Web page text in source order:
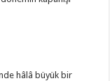
hâlâ büyük bir